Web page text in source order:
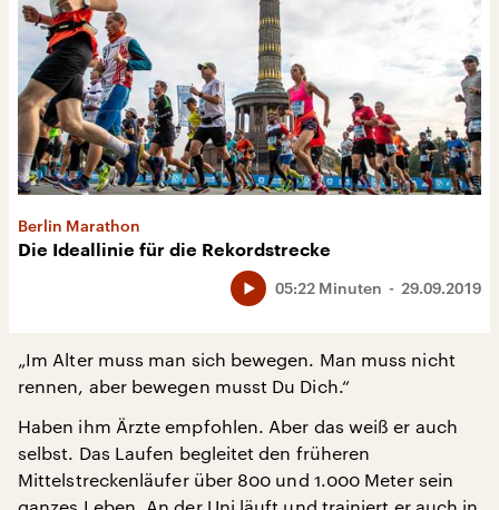
Berlin Marathon
Die Ideallinie für die Rekordstrecke
29.09.2019
05:22 Minuten
„Im Alter muss man sich bewegen. Man muss nicht
rennen, aber bewegen musst Du Dich.“
Haben ihm Ärzte empfohlen. Aber das weiß er auch
selbst. Das Laufen begleitet den früheren
Mittelstreckenläufer über 800 und 1.000 Meter sein